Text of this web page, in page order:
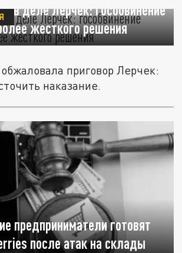
в деле Лерчек: гособвинение
жесткого решения
приговор Лерчек:
наказание.
предприниматели готовят
после атак на склады